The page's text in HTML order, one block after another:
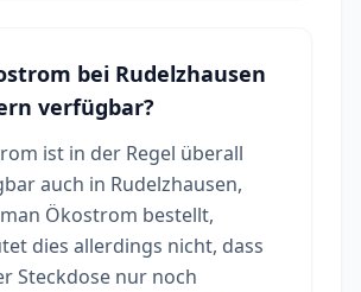
bei Rudelzhausen
verfügbar?
ist in der Regel überall
auch in Rudelzhausen,
Ökostrom bestellt,
dies allerdings nicht, dass
Steckdose nur noch